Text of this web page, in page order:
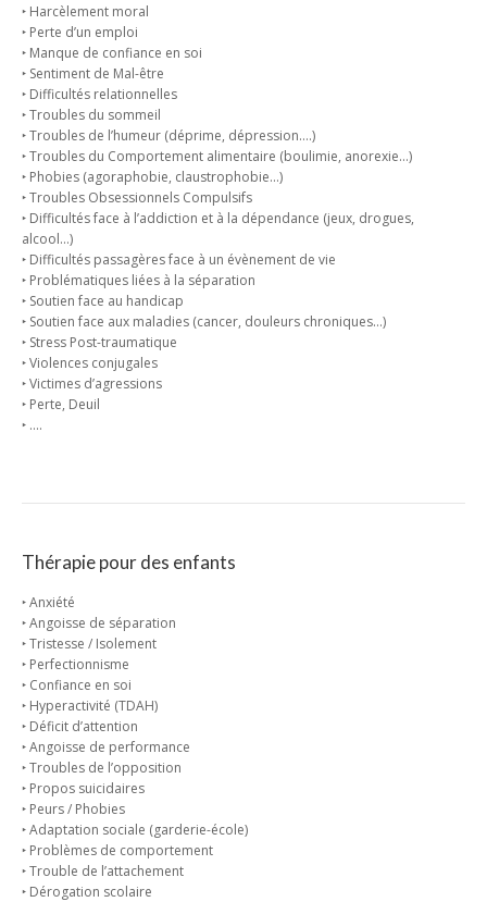
‣ Harcèlement moral
‣ Perte d’un emploi
‣ Manque de confiance en soi
‣ Sentiment de Mal-être
‣ Difficultés relationnelles
‣ Troubles du sommeil
‣ Troubles de l’humeur (déprime, dépression….)
‣ Troubles du Comportement alimentaire (boulimie, anorexie…)
‣ Phobies (agoraphobie, claustrophobie…)
‣ Troubles Obsessionnels Compulsifs
‣ Difficultés face à l’addiction et à la dépendance (jeux, drogues,
alcool…)
‣ Difficultés passagères face à un évènement de vie
‣ Problématiques liées à la séparation
‣ Soutien face au handicap
‣ Soutien face aux maladies (cancer, douleurs chroniques…)
‣ Stress Post-traumatique
‣ Violences conjugales
‣ Victimes d’agressions
‣ Perte, Deuil
‣ ….
Thérapie pour des enfants
‣ Anxiété
‣ Angoisse de séparation
‣ Tristesse / Isolement
‣ Perfectionnisme
‣ Confiance en soi
‣ Hyperactivité (TDAH)
‣ Déficit d’attention
‣ Angoisse de performance
‣ Troubles de l’opposition
‣ Propos suicidaires
‣ Peurs / Phobies
‣ Adaptation sociale (garderie-école)
‣ Problèmes de comportement
‣ Trouble de l’attachement
‣ Dérogation scolaire